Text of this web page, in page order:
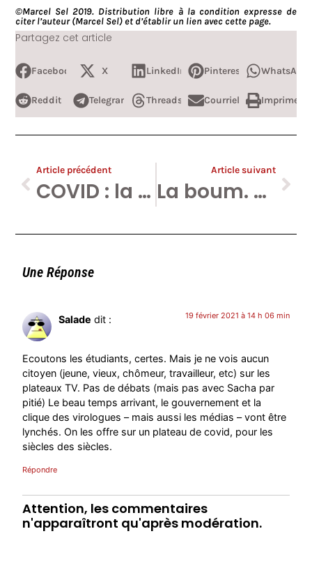
Partagez cet article
©Marcel Sel 2019. Distribution libre à la condition expresse de
citer l’auteur (Marcel Sel) et d’établir un lien avec cette page.
Facebook X LinkedIn Pinterest WhatsApp
Reddit Telegram Threads Courriel Imprimer
Article précédent
COVID : la valse des chiffres qu’on déchiffre et qui ne disent pas grand chose.
Article suivant
La boum. Robocop contre Woodstock, ou la société des juges contre les jeunes.
Une Réponse
Salade dit : 19 février 2021 à 14 h 06 min
Ecoutons les étudiants, certes. Mais je ne vois aucun
citoyen (jeune, vieux, chômeur, travailleur, etc) sur les
plateaux TV. Pas de débats (mais pas avec Sacha par
pitié) Le beau temps arrivant, le gouvernement et la
clique des virologues – mais aussi les médias – vont être
lynchés. On les offre sur un plateau de covid, pour les
siècles des siècles.
Répondre
Attention, les commentaires
n'apparaîtront qu'après modération.